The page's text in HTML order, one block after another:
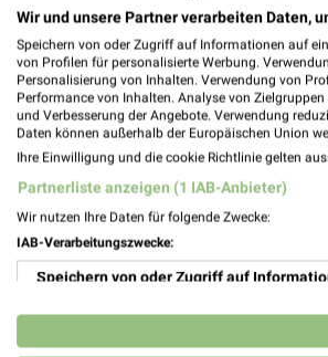
RENO Dresden
01108 Dresden
Heute 09:00 -
Wir und unsere Partner verarbeiten Daten,
Speichern von oder Zugriff auf Informationen auf
von Profilen für personalisierte Werbung.
Personalisierung von Inhalten. Verwendung von
Performance von Inhalten. Analyse von
und Verbesserung der Angebote. Verwendung
Daten können außerhalb der Europäischen Union
Ihre Einwilligung und die cookie Richtlinie gelten
Partnerliste anzeigen (1 IAB-Anbieter)
Wir nutzen Ihre Daten für folgende Zwecke:
IAB-Verarbeitungszwecke:
Speichern von oder Zugriff auf
Verwendung reduzierter Daten zur